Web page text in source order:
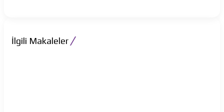
İlgili Makaleler